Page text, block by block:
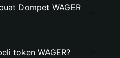
Dompet WAGER
token WAGER?